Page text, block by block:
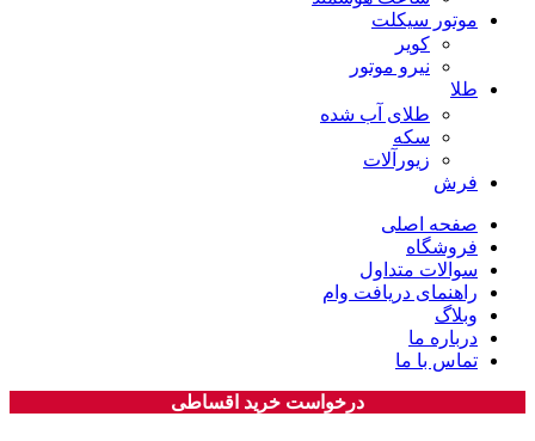
موتور سیکلت
کویر
نیرو موتور
طلا
طلای آب شده
سکه
زیورآلات
فرش
صفحه اصلی
فروشگاه
سوالات متداول
راهنمای دریافت وام
وبلاگ
درباره ما
تماس با ما
درخواست خرید اقساطی